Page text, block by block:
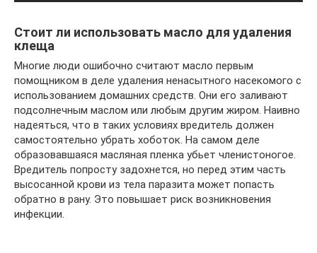
Стоит ли использовать масло для удаления
клеща
Многие люди ошибочно считают масло первым
помощником в деле удаления ненасытного насекомого с
использованием домашних средств. Они его заливают
подсолнечным маслом или любым другим жиром. Наивно
надеяться, что в таких условиях вредитель должен
самостоятельно убрать хоботок. На самом деле
образовавшаяся масляная пленка убьет членистоногое.
Вредитель попросту задохнется, но перед этим часть
высосанной крови из тела паразита может попасть
обратно в рану. Это повышает риск возникновения
инфекции.